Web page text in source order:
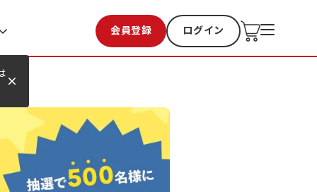
会員登録 ログイン
お気に入り 過去購入